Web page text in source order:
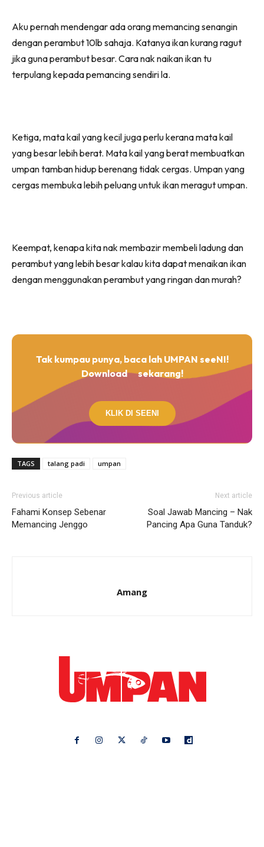
Aku pernah mendengar ada orang memancing senangin
dengan perambut 10lb sahaja. Katanya ikan kurang ragut
jika guna perambut besar. Cara nak naikan ikan tu
terpulang kepada pemancing sendiri la.
Ketiga, mata kail yang kecil juga perlu kerana mata kail
yang besar lebih berat. Mata kail yang berat membuatkan
umpan tamban hidup berenang tidak cergas. Umpan yang
cergas membuka lebih peluang untuk ikan meragut umpan.
Keempat, kenapa kita nak membazir membeli ladung dan
perambut yang lebih besar kalau kita dapat menaikan ikan
dengan menggunakan perambut yang ringan dan murah?
Tak kumpau punya, baca lah UMPAN seeNI!
Download
sekarang!
KLIK DI SEENI
TAGS talang padi umpan
Previous article
Fahami Konsep Sebenar
Memancing Jenggo
Next article
Soal Jawab Mancing – Nak
Pancing Apa Guna Tanduk?
Amang